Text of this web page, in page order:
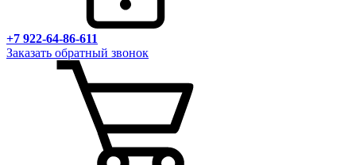
+7 922-64-86-611
Заказать обратный звонок